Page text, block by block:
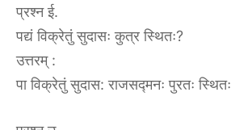
प्रश्न ई.
पद्यं विक्रेतुं सुदासः कुत्र स्थितः?
उत्तरम्‌ :‌
पा विक्रेतुं सुदास: राजसद्मनः पुरतः